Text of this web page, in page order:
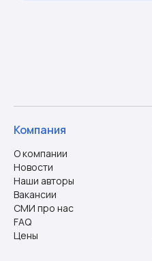
Компания
О компании
Новости
Наши авторы
Вакансии
СМИ про нас
FAQ
Цены